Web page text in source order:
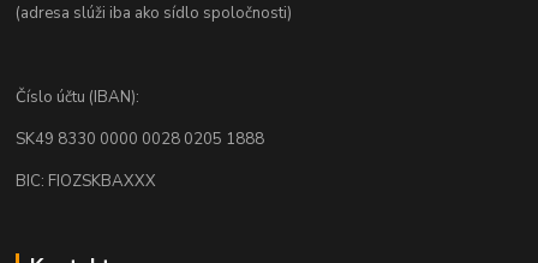
(adresa slúži iba ako sídlo spoločnosti)
Číslo účtu (IBAN):
SK49 8330 0000 0028 0205 1888
BIC: FIOZSKBAXXX